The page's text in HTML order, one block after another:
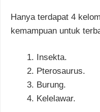
Hanya terdapat 4
kemampuan untuk
Insekta.
Pterosaurus.
Burung.
Kelelawar.